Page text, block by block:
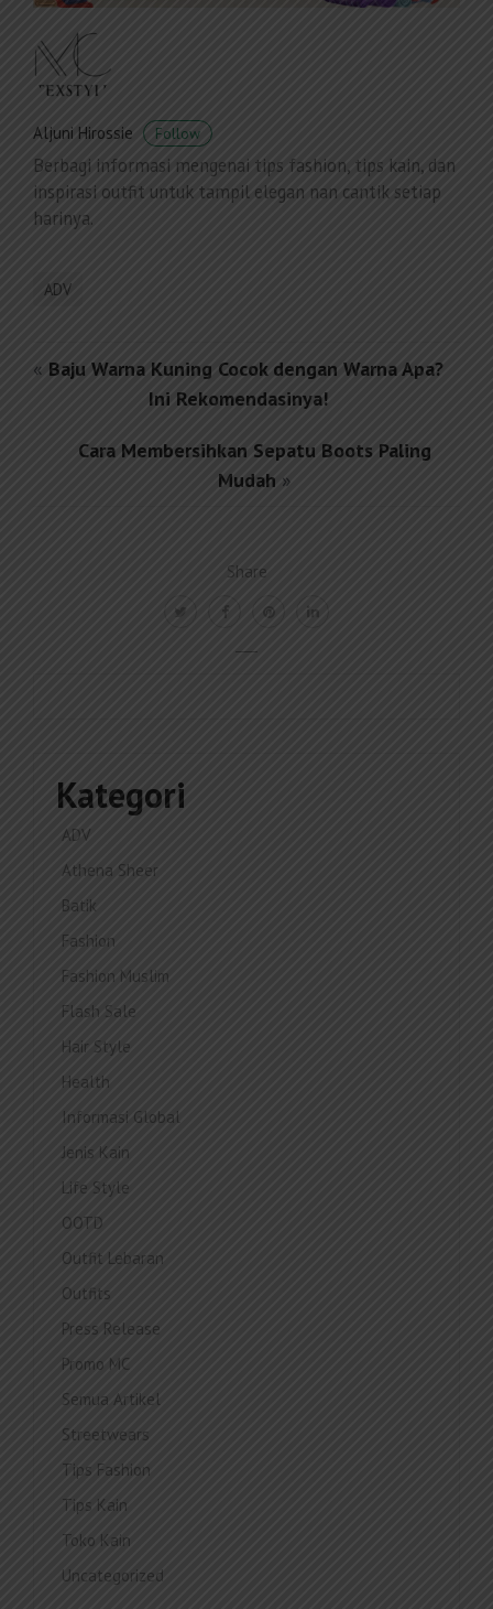
Share
Aljuni Hirossie Follow
Berbagi informasi mengenai tips fashion, tips kain, dan
inspirasi outfit untuk tampil elegan nan cantik setiap
harinya.
ADV
« Baju Warna Kuning Cocok dengan Warna Apa?
Ini Rekomendasinya!
Cara Membersihkan Sepatu Boots Paling
Mudah »
Kategori
ADV
Athena Sheer
Batik
Fashion
Fashion Muslim
Flash Sale
Hair Style
Health
Informasi Global
Jenis Kain
Life Style
OOTD
Outfit Lebaran
Outfits
Press Release
Promo MC
Semua Artikel
Streetwears
Tips Fashion
Tips Kain
Toko Kain
Uncategorized